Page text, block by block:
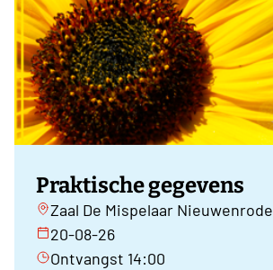
Praktische gegevens
Zaal De Mispelaar Nieuwenrode
20-08-26
Ontvangst 14:00